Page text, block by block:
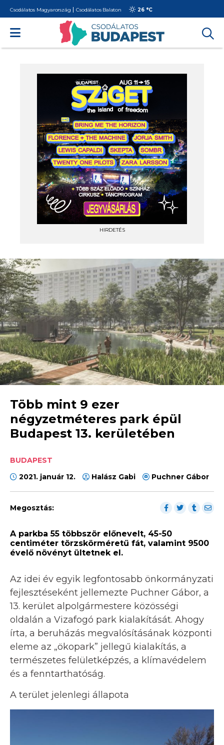
Csodálatos Magyarország Csodálatos Balaton 26 °C
HIRDETÉS
Több mint 9 ezer
négyzetméteres park épül
Budapest 13. kerületében
BUDAPEST
2021. január 12.
Halász Gabi Puchner Gábor
Megosztás:
A parkba 55 többször előnevelt, 45-50
centiméter törzskörméretű fát, valamint 9500
évelő növényt ültetnek el.
Az idei év egyik legfontosabb önkormányzati
fejlesztéseként jellemezte Puchner Gábor, a
13. kerület alpolgármestere közösségi
oldalán a Vizafogó park kialakítását. Ahogy
írta, a beruházás megvalósításának központi
eleme az „ökopark” jellegű kialakítás, a
természetes felületképzés, a klímavédelem
és a fenntarthatóság.
A terület jelenlegi állapota